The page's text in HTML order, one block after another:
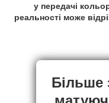
у передачі
реальності може
Більше